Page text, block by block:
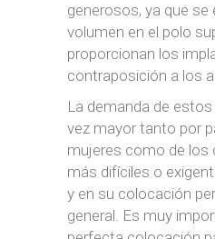
generosos, ya que se
volumen en el polo
proporcionan los
contraposición a los
La demanda de
vez mayor tanto por
mujeres como de los
más difíciles o
y en su colocación
general. Es muy